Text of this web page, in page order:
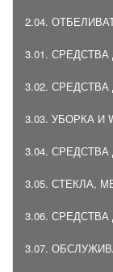
2.04.
3.01.
3.02.
3.03. УБОРКА И
3.04.
3.05. СТЕКЛА,
3.06.
3.07.